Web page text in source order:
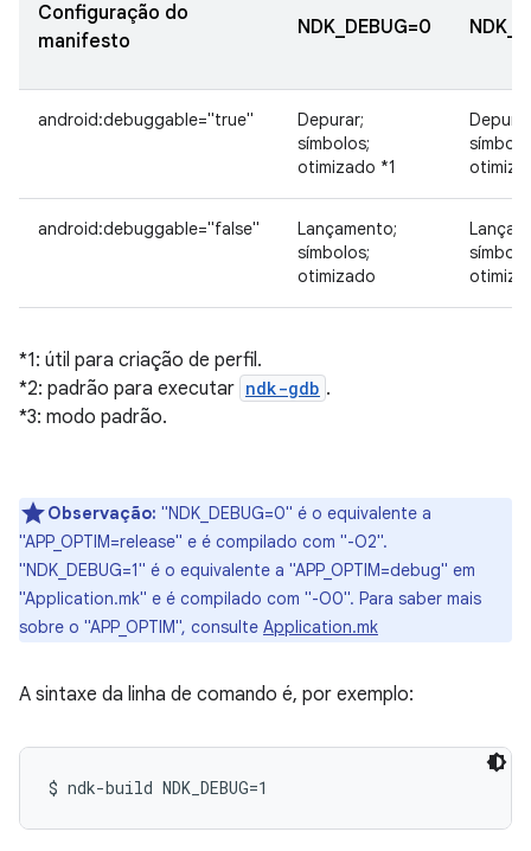
Configuração do
manifesto
NDK_DEBUG=0
android:debuggable="true"
Depurar;
símbolos;
otimizado *1
android:debuggable="false"
Lançamento;
símbolos;
otimizado
*1: útil para criação de perfil.
*2: padrão para executar ndk-gdb .
*3: modo padrão.
Observação: "NDK_DEBUG=0" é o equivalente a
"APP_OPTIM=release" e é compilado com "-O2".
"NDK_DEBUG=1" é o equivalente a "APP_OPTIM=debug" em
"Application.mk" e é compilado com "-O0". Para saber mais
sobre o "APP_OPTIM", consulte Application.mk
A sintaxe da linha de comando é, por exemplo: